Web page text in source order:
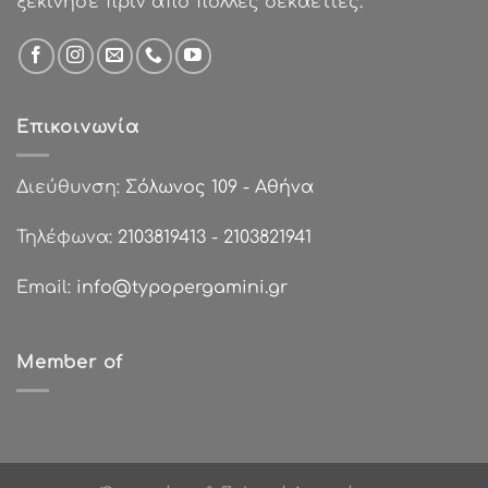
Επικοινωνία
Διεύθυνση: Σόλωνος 109 - Αθήνα
Τηλέφωνα: 2103819413 - 2103821941
Email: info@typopergamini.gr
Member of